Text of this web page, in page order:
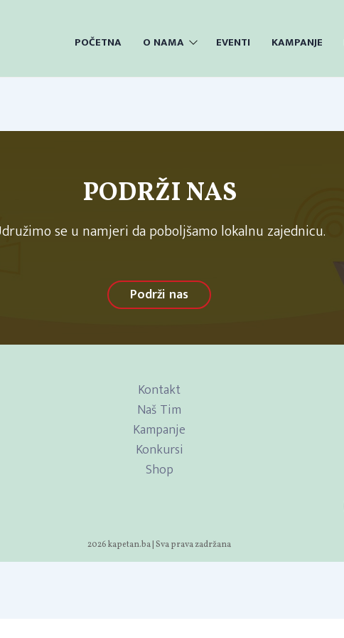
POČETNA O NAMA EVENTI KAMPANJE
PODRŽI NAS
se u namjeri da poboljšamo lokalnu zajednicu.
Podrži nas
Kontakt
Naš Tim
Kampanje
Konkursi
Shop
2026 kapetan.ba | Sva prava zadržana